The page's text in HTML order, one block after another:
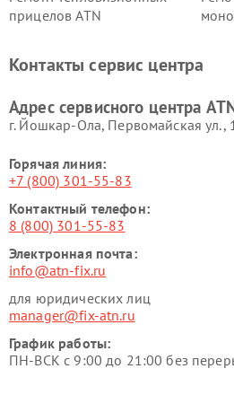
прицелов ATN
Контакты сервис центра
Адрес сервисного центра
г. Йошкар-Ола, Первомайская ул.,
Горячая линия:
+7 (800) 301-55-83
Контактный телефон:
8 (800) 301-55-83
Электронная почта:
info@atn-fix.ru
для юридических лиц
manager@fix-atn.ru
График работы:
ПН-ВСК с 9:00 до 21:00 без